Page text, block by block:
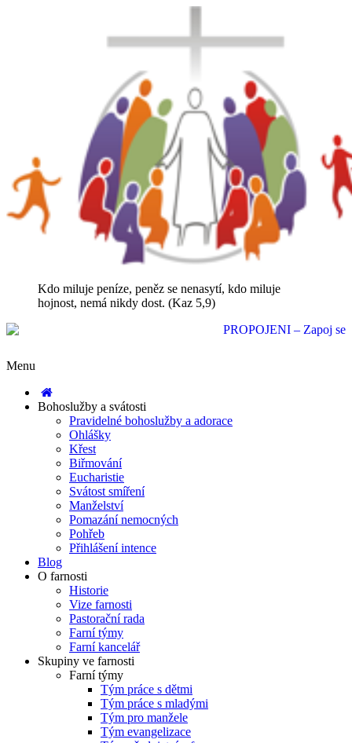
Kdo miluje peníze, peněz se nenasytí, kdo miluje
hojnost, nemá nikdy dost. (Kaz 5,9)
Menu
Bohoslužby a svátosti
Pravidelné bohoslužby a adorace
Ohlášky
Křest
Biřmování
Eucharistie
Svátost smíření
Manželství
Pomazání nemocných
Pohřeb
Přihlášení intence
Blog
O farnosti
Historie
Vize farnosti
Pastorační rada
Farní týmy
Farní kancelář
Skupiny ve farnosti
Farní týmy
Tým práce s dětmi
Tým práce s mladými
Tým pro manžele
Tým evangelizace